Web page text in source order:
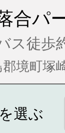
合パ
ス徒歩
境町塚
選ぶ